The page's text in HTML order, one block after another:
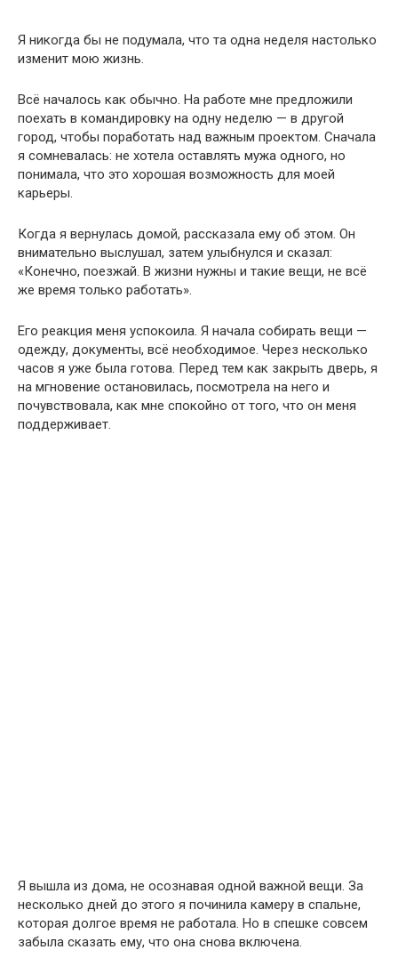
Я никогда бы не подумала, что та одна неделя настолько
изменит мою жизнь.
Всё началось как обычно. На работе мне предложили
поехать в командировку на одну неделю — в другой
город, чтобы поработать над важным проектом. Сначала
я сомневалась: не хотела оставлять мужа одного, но
понимала, что это хорошая возможность для моей
карьеры.
Когда я вернулась домой, рассказала ему об этом. Он
внимательно выслушал, затем улыбнулся и сказал:
«Конечно, поезжай. В жизни нужны и такие вещи, не всё
же время только работать».
Его реакция меня успокоила. Я начала собирать вещи —
одежду, документы, всё необходимое. Через несколько
часов я уже была готова. Перед тем как закрыть дверь, я
на мгновение остановилась, посмотрела на него и
почувствовала, как мне спокойно от того, что он меня
поддерживает.
Я вышла из дома, не осознавая одной важной вещи. За
несколько дней до этого я починила камеру в спальне,
которая долгое время не работала. Но в спешке совсем
забыла сказать ему, что она снова включена.